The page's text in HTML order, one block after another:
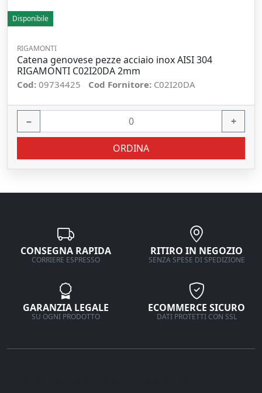
Disponibile
RIGAMONTI
Catena genovese pezze acciaio inox AISI 304
RIGAMONTI C02I20DA 2mm
Cod: 09734425 Cod Fornitore: C02I20DA
− +
ORDINA
CONSEGNA RAPIDA
CORRIERE ESPRESSO
RITIRO IN NEGOZIO
SENZA SPESE DI SPEDIZIONE
GARANZIA LEGALE
SU OGNI PRODOTTO
ECOMMERCE SICURO
DATI PROTETTI CON SSL